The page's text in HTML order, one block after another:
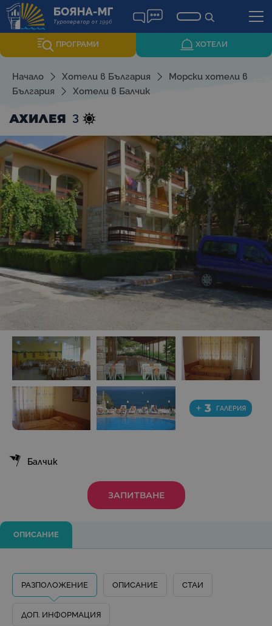
ПРОГРАМИ ХОТЕЛИ
Начало Хотели в България
Морски хотели в
България
Хотели в Балчик
АХИЛЕЯ 3
+ 3 ГАЛЕРИЯ
Балчик
ЗАПИТВАНЕ
ОПИСАНИЕ
РАЗПОЛОЖЕНИЕ ОПИСАНИЕ СТАИ
ДОП. ИНФОРМАЦИЯ